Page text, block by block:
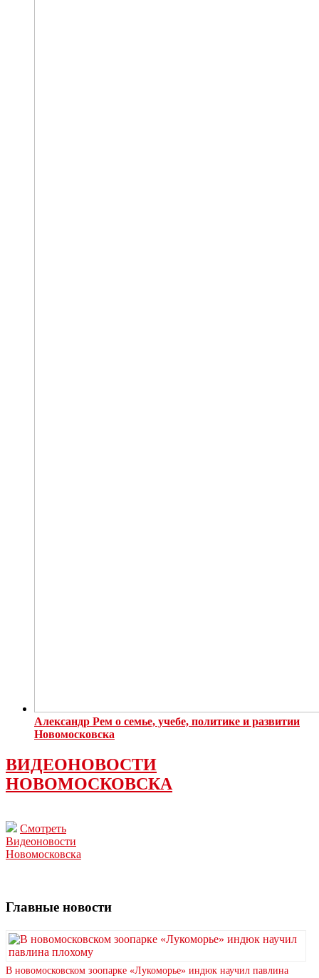
Александр Рем о семье, учебе, политике и развитии
Новомосковска
ВИДЕОНОВОСТИ
НОВОМОСКОВСКА
Смотреть
Видеоновости
Новомосковска
Главные новости
В новомосковском зоопарке «Лукоморье» индюк научил павлина